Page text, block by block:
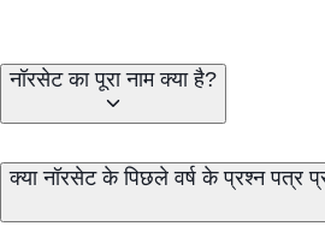
नॉरसेट का पूरा नाम क्या है?
क्या नॉरसेट के पिछले वर्ष के प्रश्न पत्र